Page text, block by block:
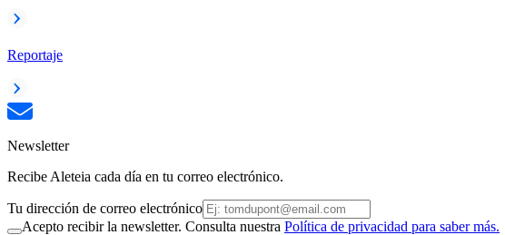
Reportaje
Newsletter
Recibe Aleteia cada día en tu correo electrónico.
Tu dirección de correo electrónico
Acepto recibir la newsletter. Consulta nuestra Política de privacidad para saber más.